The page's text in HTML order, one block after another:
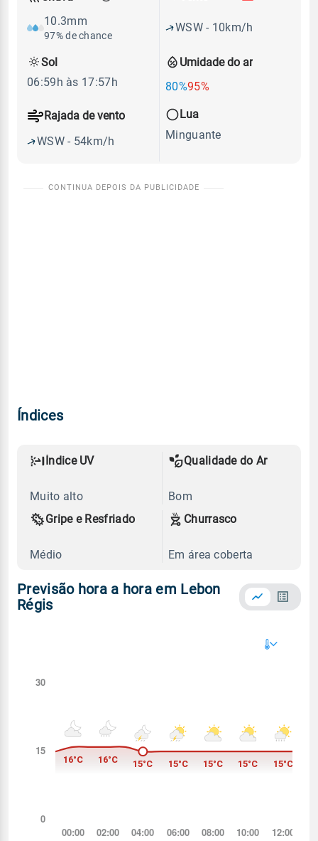
10.3mm
97% de chance
Umidade do ar
80%95%
WSW - 10km/h
Rajada de vento
WSW - 54km/h
Sol
06:59h às 17:57h
Lua
Minguante
Índices
Índice UV
Muito alto
Qualidade do Ar
Bom
Gripe e Resfriado
Médio
Churrasco
Em área coberta
Previsão hora a hora em Lebon
Régis